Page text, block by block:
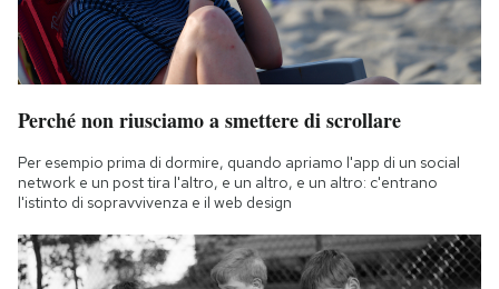
Perché non riusciamo a smettere di scrollare
Per esempio prima di dormire, quando apriamo l'app di un social
network e un post tira l'altro, e un altro, e un altro: c'entrano
l'istinto di sopravvivenza e il web design